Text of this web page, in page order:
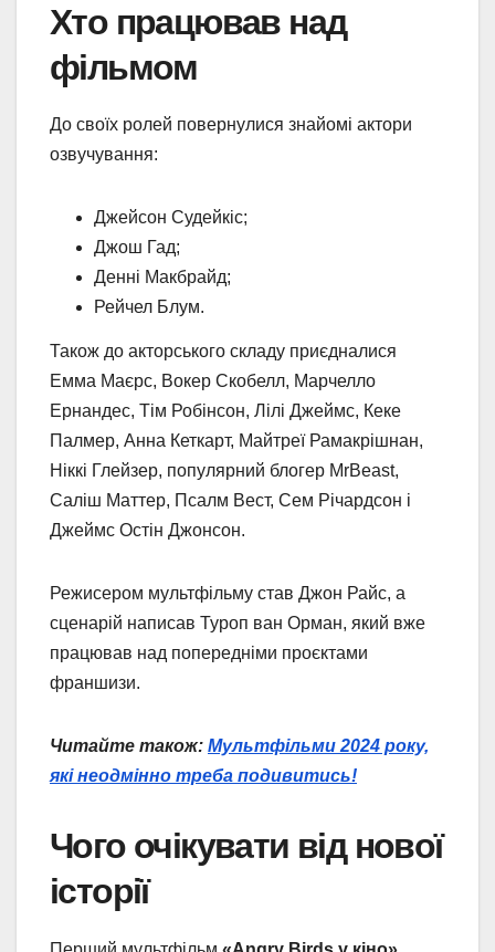
Хто працював над
фільмом
До своїх ролей повернулися знайомі актори
озвучування:
Джейсон Судейкіс;
Джош Гад;
Денні Макбрайд;
Рейчел Блум.
Також до акторського складу приєдналися
Емма Маєрс, Вокер Скобелл, Марчелло
Ернандес, Тім Робінсон, Лілі Джеймс, Кеке
Палмер, Анна Кеткарт, Майтреї Рамакрішнан,
Ніккі Глейзер, популярний блогер MrBeast,
Саліш Маттер, Псалм Вест, Сем Річардсон і
Джеймс Остін Джонсон.
Режисером мультфільму став Джон Райс, а
сценарій написав Туроп ван Орман, який вже
працював над попередніми проєктами
франшизи.
Читайте також: Мультфільми 2024 року,
які неодмінно треба подивитись!
Чого очікувати від нової
історії